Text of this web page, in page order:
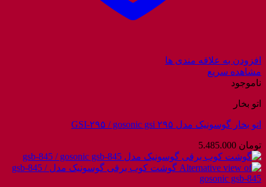
افزودن به علاقه مندی ها
مشاهده سریع
ناموجود
اتو بخار
اتو بخار گوسونیک مدل GSI-۲۹۵ / gosonic gsi ۲۹۵
تومان